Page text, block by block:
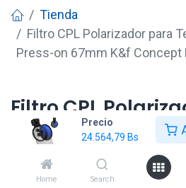
Precio
24.564,79 Bs
Home Search
Tienda
Filtro CPL Polarizador para
Press-on 67mm K&f Concept
Filtro CPL
Telefonos
67mm K&f